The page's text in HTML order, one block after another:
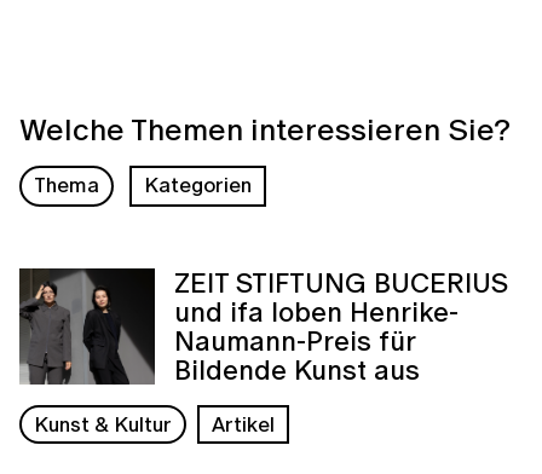
Welche Themen interessieren Sie?
Thema Kategorien
ZEIT STIFTUNG BUCERIUS
und ifa loben Henrike-
Naumann-Preis für
Bildende Kunst aus
Kunst & Kultur Artikel